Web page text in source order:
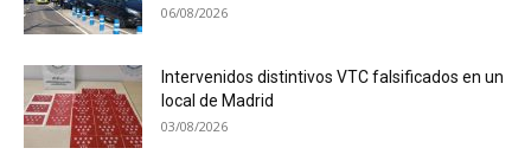
06/08/2026
Intervenidos distintivos VTC falsificados en un
local de Madrid
03/08/2026